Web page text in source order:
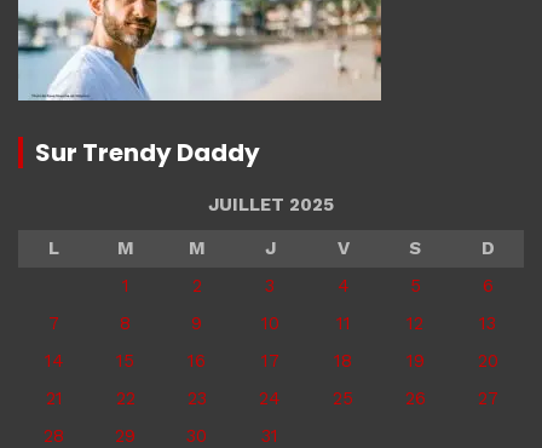
Sur Trendy Daddy
JUILLET 2025
L
M M J V S
D
1
2 3 4 5
6
7
8 9 10 11 12
13
14
15 16 17 18 19
20
21
22 23 24 25 26
27
28
29 30
31